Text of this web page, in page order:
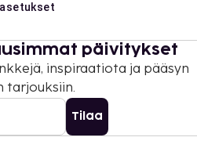
päivitykset
inspiraatiota ja pääsyn
tarjouksiin.
Tilaa